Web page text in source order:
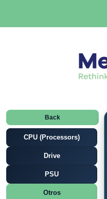
Back
CPU (Processors)
Drive
PSU
Otros